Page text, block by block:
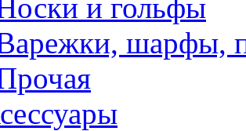
и гольфы
шарфы,